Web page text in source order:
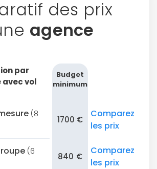
des prix
agence
par
avec vol
Budget
minimum
(8
1700 €
Comparez
les prix
(6
840 €
Comparez
les prix